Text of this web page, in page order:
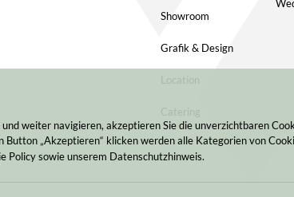
Showroom
Grafik & Design
Location
Catering
weiter navigieren, akzeptieren Sie die unverzichtbaren
Button „Akzeptieren“ klicken werden alle Kategorien von
Policy sowie unserem Datenschutzhinweis.